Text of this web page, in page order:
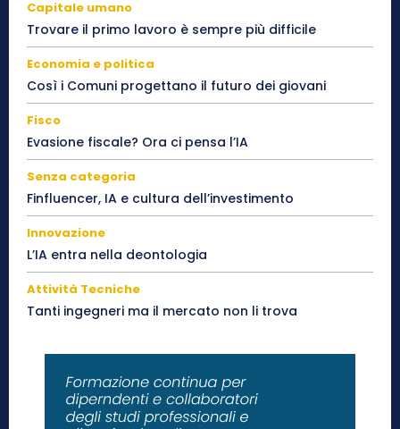
Capitale umano
Trovare il primo lavoro è sempre più difficile
Economia e politica
Così i Comuni progettano il futuro dei giovani
Fisco
Evasione fiscale? Ora ci pensa l’IA
Senza categoria
Finfluencer, IA e cultura dell’investimento
Innovazione
L’IA entra nella deontologia
Attività Tecniche
Tanti ingegneri ma il mercato non li trova